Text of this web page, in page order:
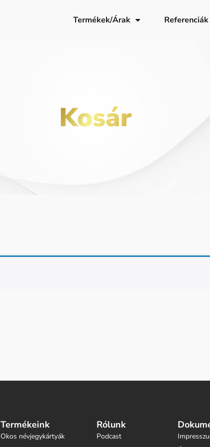
Termékek/Árak Referenciák
Kosár
Termékeink
Okos névjegykártyák
Rólunk
Podcast